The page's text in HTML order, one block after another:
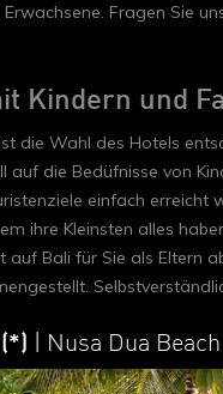
Fragen Sie
Kindern und
die Wahl des Hotels
auf die Bedüfnisse von
einfach erreicht
ihre Kleinsten alles
Bali für Sie als Eltern
| Nusa Dua Beach